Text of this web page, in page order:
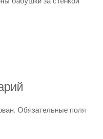
Обязательные поля